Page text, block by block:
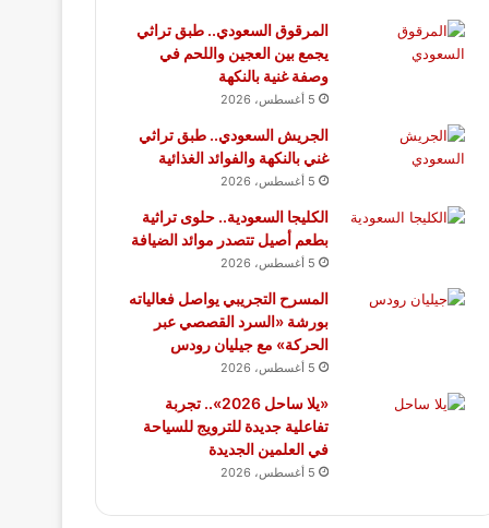
المرقوق السعودي.. طبق تراثي
يجمع بين العجين واللحم في
وصفة غنية بالنكهة
5 أغسطس، 2026
الجريش السعودي.. طبق تراثي
غني بالنكهة والفوائد الغذائية
5 أغسطس، 2026
الكليجا السعودية.. حلوى تراثية
بطعم أصيل تتصدر موائد الضيافة
5 أغسطس، 2026
المسرح التجريبي يواصل فعالياته
بورشة «السرد القصصي عبر
الحركة» مع جيليان رودس
5 أغسطس، 2026
«يلا ساحل 2026».. تجربة
تفاعلية جديدة للترويج للسياحة
في العلمين الجديدة
5 أغسطس، 2026